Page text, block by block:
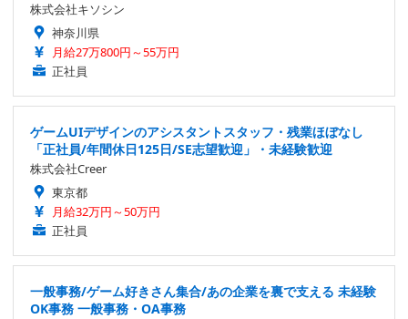
株式会社キソシン
神奈川県
月給27万800円～55万円
正社員
ゲームUIデザインのアシスタントスタッフ・残業ほぼなし
「正社員/年間休日125日/SE志望歓迎」・未経験歓迎
株式会社Creer
東京都
月給32万円～50万円
正社員
一般事務/ゲーム好きさん集合/あの企業を裏で支える 未経験
OK事務 一般事務・OA事務